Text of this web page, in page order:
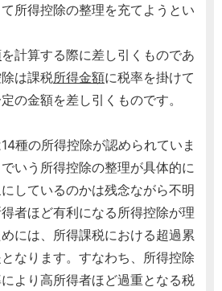
所得控除の整理を充てようとい
を計算する際に差し引くものであ
は課税所得金額に税率を掛けて
の金額を差し引くものです。
種の所得控除が認められていま
いう所得控除の整理が具体的に
しているのかは残念ながら不明
者ほど有利になる所得控除が理
には、所得課税における超過累
なります。すなわち、所得控除
より高所得者ほど過重となる税